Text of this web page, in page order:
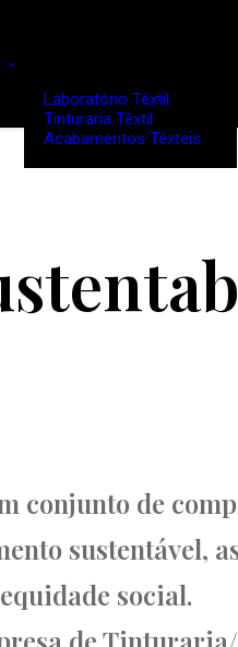
Laboratório Têxtil
Tinturaria Têxtil
Acabamentos Têxteis
conjunto de
sustentável,
social.